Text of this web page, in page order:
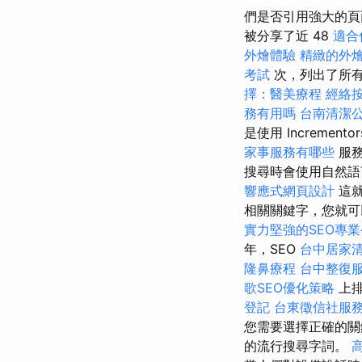
們是否引用強大的
被分享了近 48 適合
外燴體驗 精緻的外
考試 次，列出了所
擇：醫美療程 經絡
務有用嗎 台南清潔
是使用
家事服務有哪些 服
搜尋時會使用自然
響應式網頁設計 這
相關關鍵字，您就
實力堅強的SEO專
年，SEO 台中居家
隆鼻療程 台中整復
歌SEO優化策略 上
登記 台東徵信社服
您需要選擇正確的
的流行搜尋字詞。